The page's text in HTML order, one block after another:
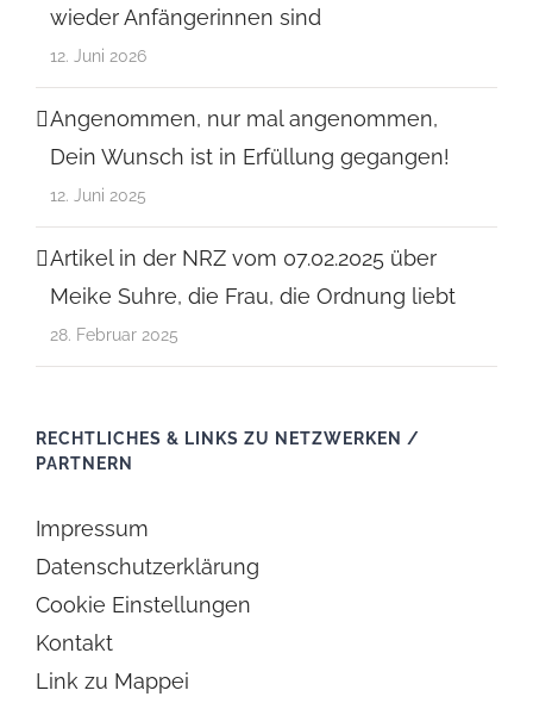
wieder Anfängerinnen sind
12. Juni 2026
Angenommen, nur mal angenommen,
Dein Wunsch ist in Erfüllung gegangen!
12. Juni 2025
Artikel in der NRZ vom 07.02.2025 über
Meike Suhre, die Frau, die Ordnung liebt
28. Februar 2025
RECHTLICHES & LINKS ZU NETZWERKEN /
PARTNERN
Impressum
Datenschutzerklärung
Cookie Einstellungen
Kontakt
Link zu Mappei